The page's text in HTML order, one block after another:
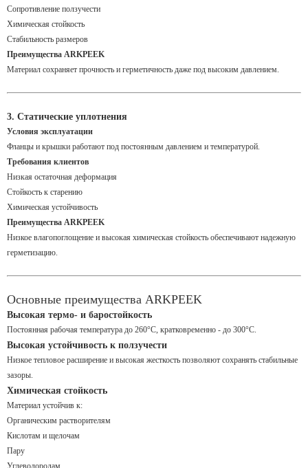
Сопротивление ползучести
Химическая стойкость
Стабильность размеров
Преимущества ARKPEEK
Материал сохраняет прочность и герметичность даже под высоким давлением.
3. Статические уплотнения
Условия эксплуатации
Фланцы и крышки работают под постоянным давлением и температурой.
Требования клиентов
Низкая остаточная деформация
Стойкость к старению
Химическая устойчивость
Преимущества ARKPEEK
Низкое влагопоглощение и высокая химическая стойкость обеспечивают надежную
герметизацию.
Основные преимущества ARKPEEK
Высокая термо- и баростойкость
Постоянная рабочая температура до 260°C, кратковременно - до 300°C.
Высокая устойчивость к ползучести
Низкое тепловое расширение и высокая жесткость позволяют сохранять стабильные
зазоры.
Химическая стойкость
Материал устойчив к:
Органическим растворителям
Кислотам и щелочам
Пару